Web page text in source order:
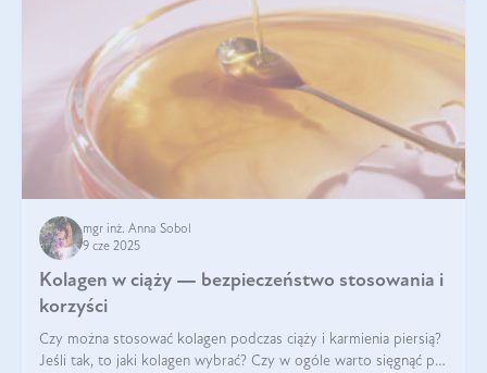
mgr inż. Anna Sobol
9 cze 2025
Kolagen w ciąży — bezpieczeństwo stosowania i
korzyści
Czy można stosować kolagen podczas ciąży i karmienia piersią?
Jeśli tak, to jaki kolagen wybrać? Czy w ogóle warto sięgnąć po